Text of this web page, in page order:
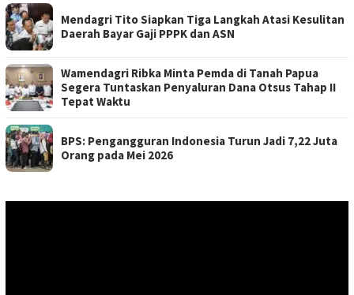
Mendagri Tito Siapkan Tiga Langkah Atasi Kesulitan
Daerah Bayar Gaji PPPK dan ASN
Wamendagri Ribka Minta Pemda di Tanah Papua
Segera Tuntaskan Penyaluran Dana Otsus Tahap II
Tepat Waktu
BPS: Pengangguran Indonesia Turun Jadi 7,22 Juta
Orang pada Mei 2026